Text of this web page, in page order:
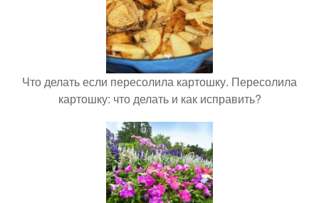
Что делать если пересолила картошку. Пересолила
картошку: что делать и как исправить?